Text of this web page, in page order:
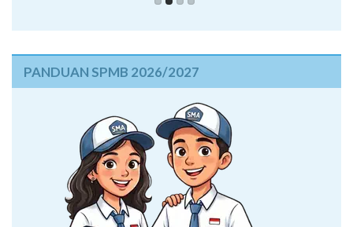
PANDUAN SPMB 2026/2027